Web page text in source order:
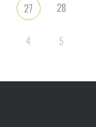
27 28
4 5